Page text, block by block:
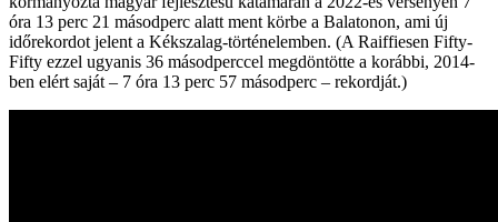
óra 13 perc 21 másodperc alatt ment körbe a Balatonon, ami új
időrekordot jelent a Kékszalag-történelemben. (A Raiffiesen Fifty-
Fifty ezzel ugyanis 36 másodperccel megdöntötte a korábbi, 2014-
ben elért saját – 7 óra 13 perc 57 másodperc – rekordját.)